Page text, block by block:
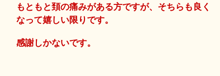
もともと頚の痛みがある方ですが、そちらも良く
なって嬉しい限りです。
感謝しかないです。